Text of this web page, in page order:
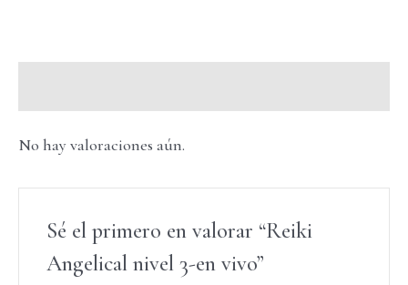
No hay valoraciones aún.
Sé el primero en valorar “Reiki
Angelical nivel 3-en vivo”